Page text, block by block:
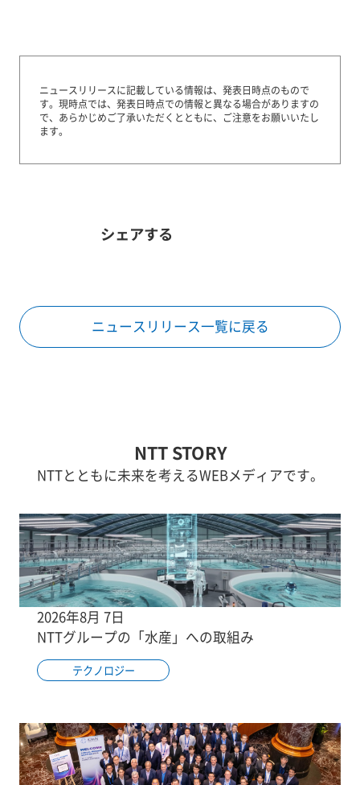
ニュースリリースに記載している情報は、発表日時点のもので
す。 現時点では、発表日時点での情報と異なる場合がありますの
で、あらかじめご了承いただくとともに、ご注意をお願いいたし
ます。
シェアする
ニュースリリース一覧に戻る
NTT STORY
NTTとともに未来を考えるWEBメディアです。
2026年8月 7日
NTTグループの「水産」への取組み
テクノロジー